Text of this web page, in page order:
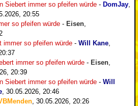
Siebert immer so pfeifen würde - DomJay,
20:55
so pfeifen würde - Eisen,
immer so pfeifen würde - Will Kane,
immer so pfeifen würde - Eisen,
20:39
Siebert immer so pfeifen würde - Will
, 30.05.2026, 20:46
, 30.05.2026, 20:26